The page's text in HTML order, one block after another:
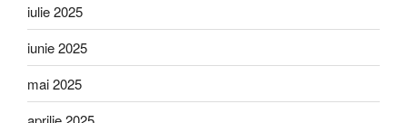
iulie 2025
iunie 2025
mai 2025